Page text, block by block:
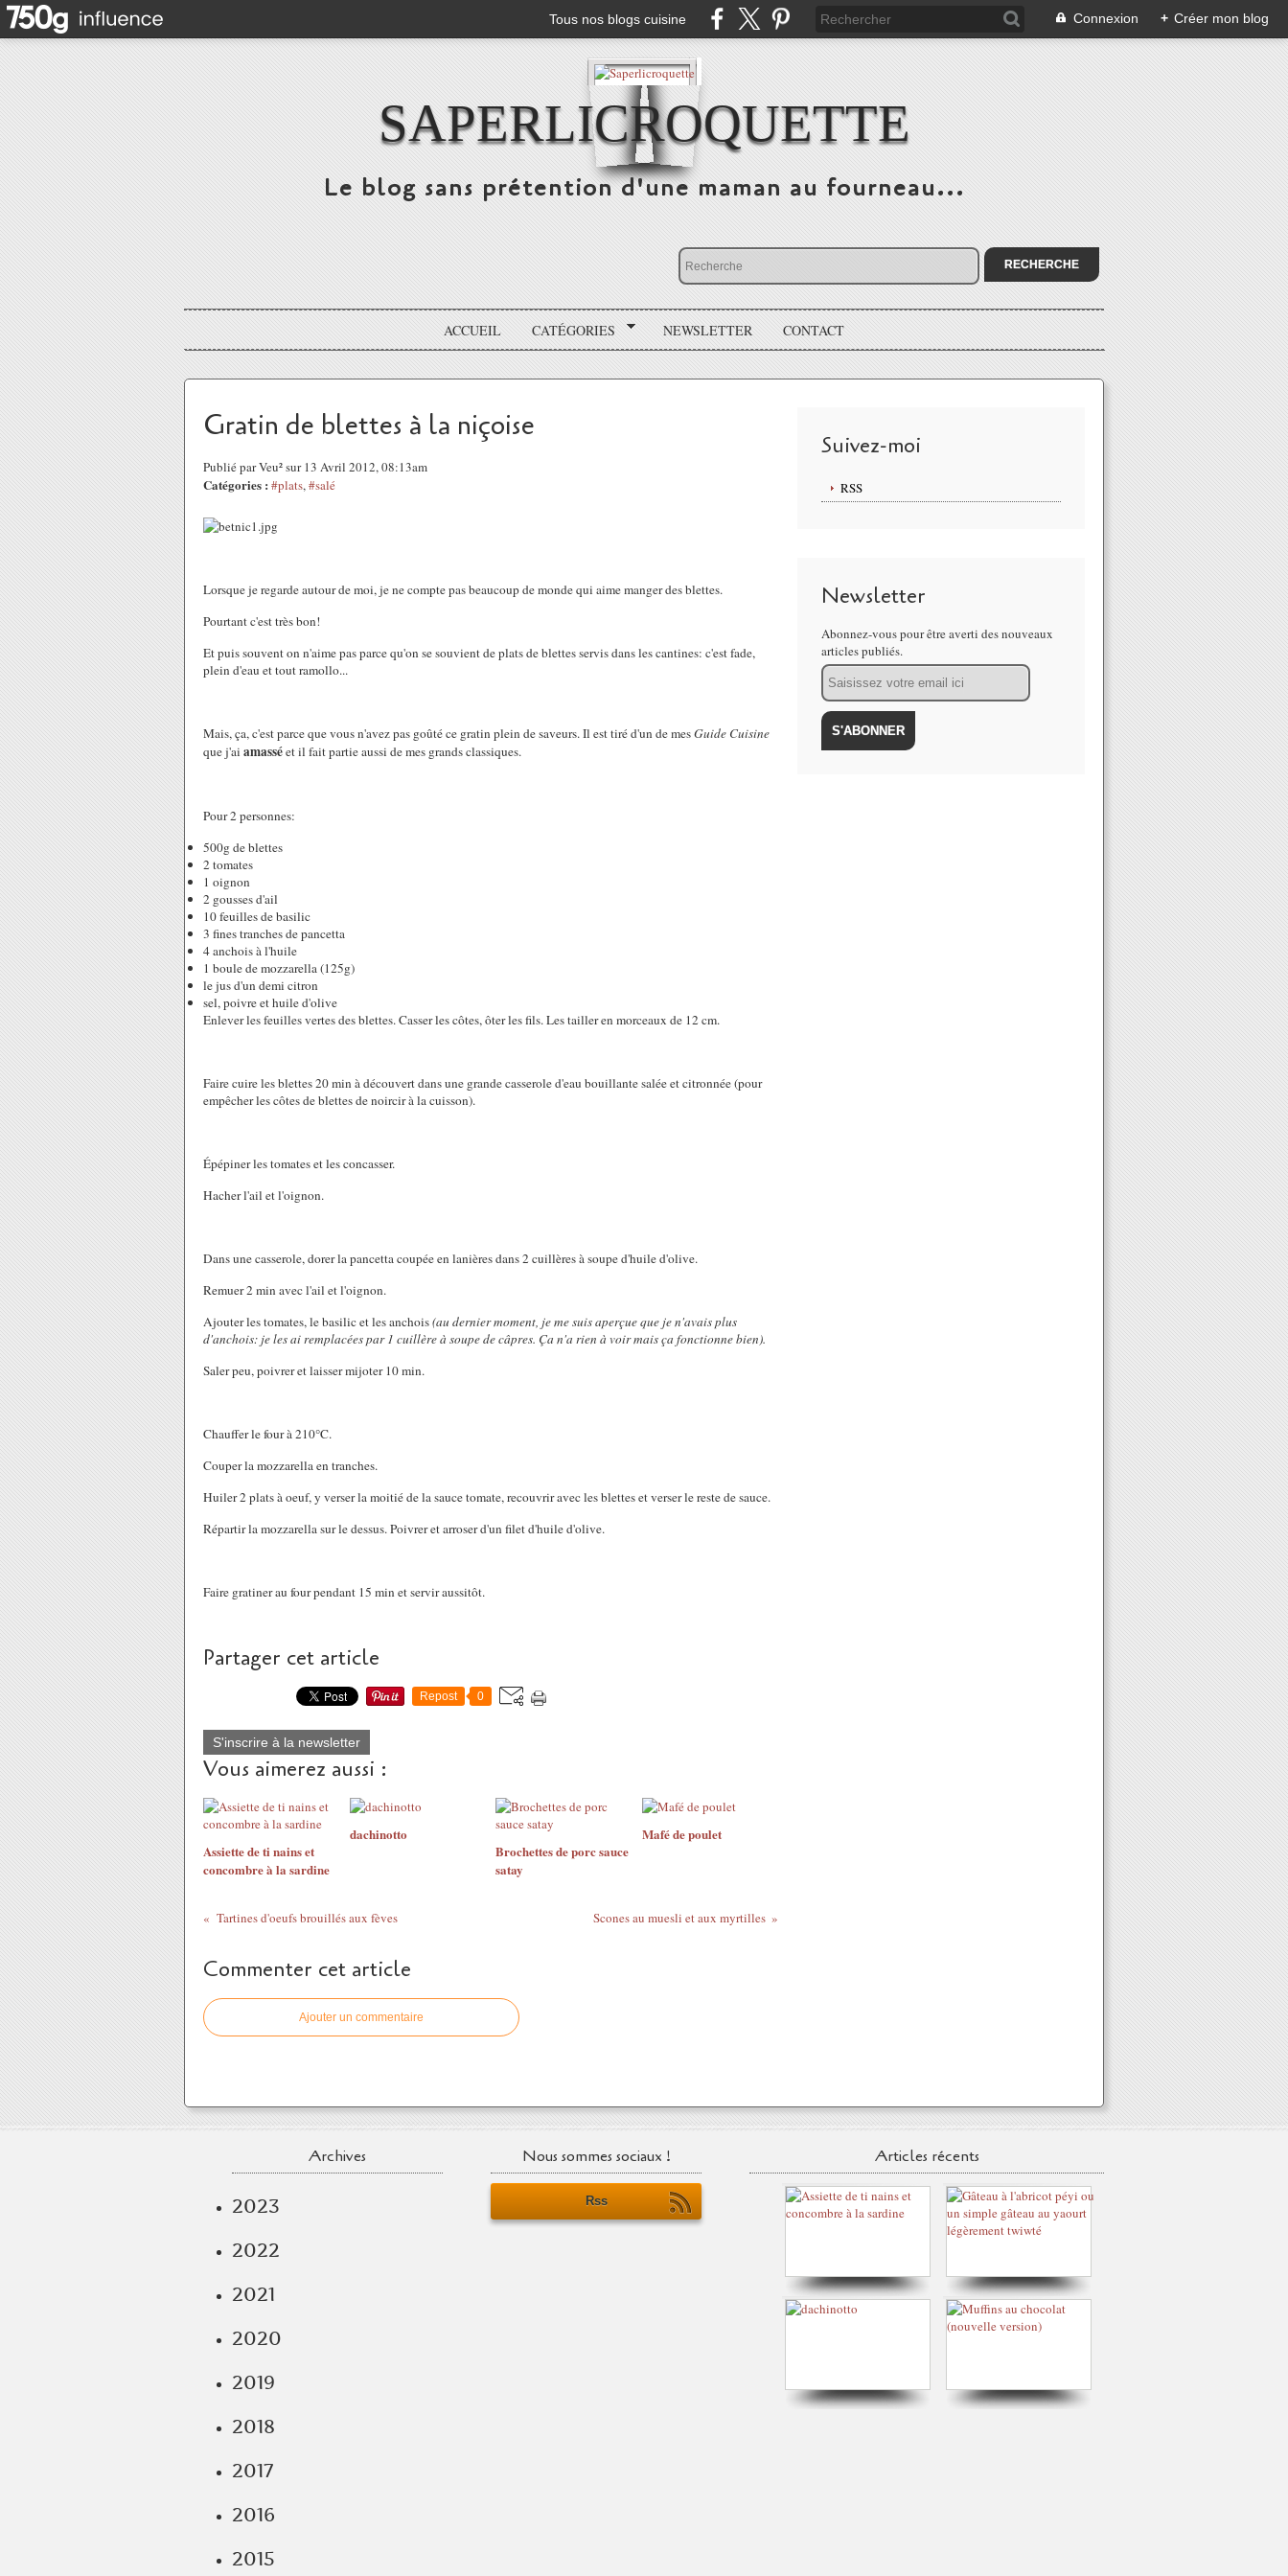
Tous nos blogs cuisine Connexion + Créer mon blog
SAPERLICROQUETTE
Le blog sans prétention d'une maman au fourneau...
ACCUEIL CATÉGORIES NEWSLETTER CONTACT
Gratin de blettes à la niçoise
Publié par Veu² sur 13 Avril 2012, 08:13am
Catégories : #plats,#salé
Lorsque je regarde autour de moi, je ne compte pas beaucoup de monde qui aime manger des blettes.
Pourtant c'est très bon!
Et puis souvent on n'aime pas parce qu'on se souvient de plats de blettes servis dans les cantines: c'est fade,
plein d'eau et tout ramollo...
Mais, ça, c'est parce que vous n'avez pas goûté ce gratin plein de saveurs. Il est tiré d'un de mesGuide Cuisine
que j'ai amasséet il fait partie aussi de mes grands classiques.
Pour 2 personnes:
500g de blettes
2 tomates
1 oignon
2 gousses d'ail
10 feuilles de basilic
3 fines tranches de pancetta
4 anchois à l'huile
1 boule de mozzarella (125g)
le jus d'un demi citron
sel, poivre et huile d'olive
Enlever les feuilles vertes des blettes. Casser les côtes, ôter les fils. Les tailler en morceaux de 12 cm.
Faire cuire les blettes 20 min à découvert dans une grande casserole d'eau bouillante salée et citronnée (pour
empêcher les côtes de blettes de noircir à la cuisson).
Épépiner les tomates et les concasser.
Hacher l'ail et l'oignon.
Dans une casserole, dorer la pancetta coupée en lanières dans 2 cuillères à soupe d'huile d'olive.
Remuer 2 min avec l'ail et l'oignon.
Ajouter les tomates, le basilic et les anchois(au dernier moment, je me suis aperçue que je n'avais plus
d'anchois: je les ai remplacées par 1 cuillère à soupe de câpres. Ça n'a rien à voir mais ça fonctionne bien).
Saler peu, poivrer et laisser mijoter 10 min.
Chauffer le four à 210°C.
Couper la mozzarella en tranches.
Huiler 2 plats à oeuf, y verser la moitié de la sauce tomate, recouvrir avec les blettes et verser le reste de sauce.
Répartir la mozzarella sur le dessus. Poivrer et arroser d'un filet d'huile d'olive.
Faire gratiner au four pendant 15 min et servir aussitôt.
Partager cet article
Repost 0
S'inscrire à la newsletter
Vous aimerez aussi :
Assiette de ti nains et
concombre à la sardine
dachinotto
Brochettes de porc sauce
satay
Mafé de poulet
Tartines d'oeufs brouillés aux fèves Scones au muesli et aux myrtilles
Commenter cet article
Ajouter un commentaire
Suivez-moi
RSS
Newsletter
Abonnez-vous pour être averti des nouveaux
articles publiés.
Email
Archives
2023
2022
2021
2020
2019
2018
2017
2016
2015
Nous sommes sociaux !
Rss
Articles récents